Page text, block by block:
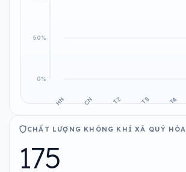
CHẤT LƯỢNG KHÔNG KHÍ XÃ QUÝ HÒA
175